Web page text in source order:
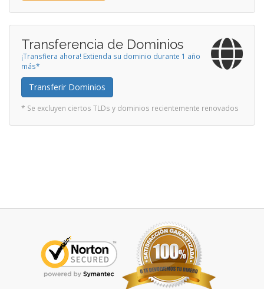
Transferencia de Dominios
¡Transfiera ahora! Extienda su dominio durante 1 año
más*
Transferir Dominios
* Se excluyen ciertos TLDs y dominios recientemente renovados